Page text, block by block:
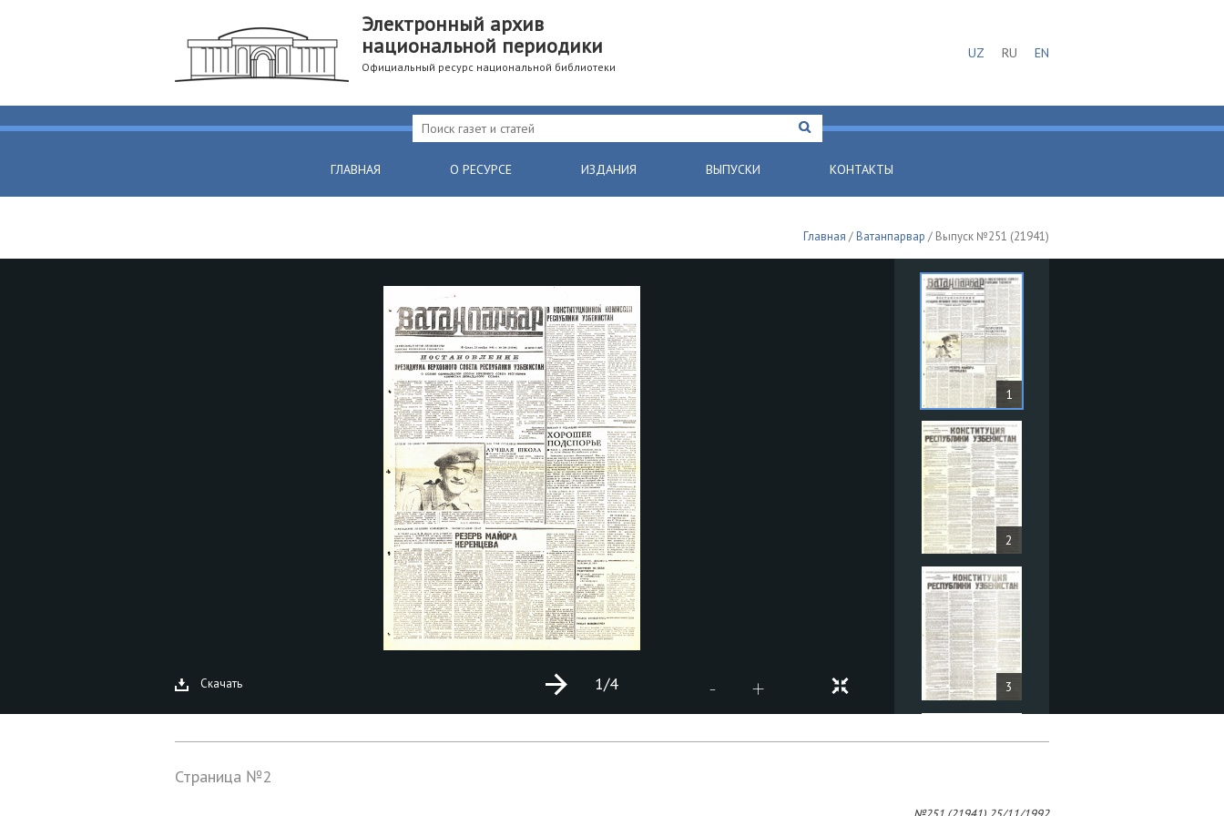
Электронный архив
национальной периодики
Официальный ресурс национальной библиотеки
UZ RU EN
ГЛАВНАЯ О РЕСУРСЕ ИЗДАНИЯ ВЫПУСКИ КОНТАКТЫ
Главная /Ватанпарвар / Выпуск №251 (21941)
1
2
3
Скачать - +
1/4
Страница №2